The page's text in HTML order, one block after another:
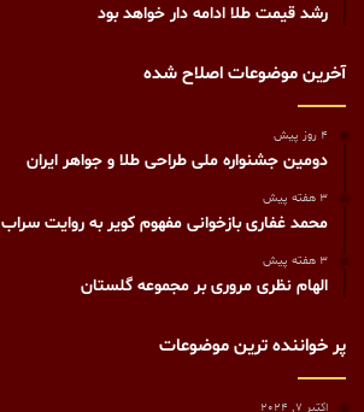
رشد قیمت طلا ادامه دار خواهد بود
آخرین موضوعات اصلاح شده
4 روز پیش
دومین جشنواره ملی طراحی طلا و جواهر ایران
3 هفته پیش
محمد غفاری بازخوانی مفهوم کویر به روایت سراب
3 هفته پیش
الهام نظری مروری بر مجموعه گلستان
پر خواننده ترین موضوعات
اکتبر 7, 2024